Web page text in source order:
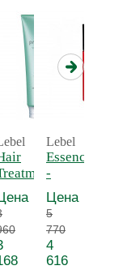
Plus 250Soft
Plus 250
-
Плюс
Lebel
Essence Moist
-
Увлажняющее
молочко
Цена
5
770
4
616